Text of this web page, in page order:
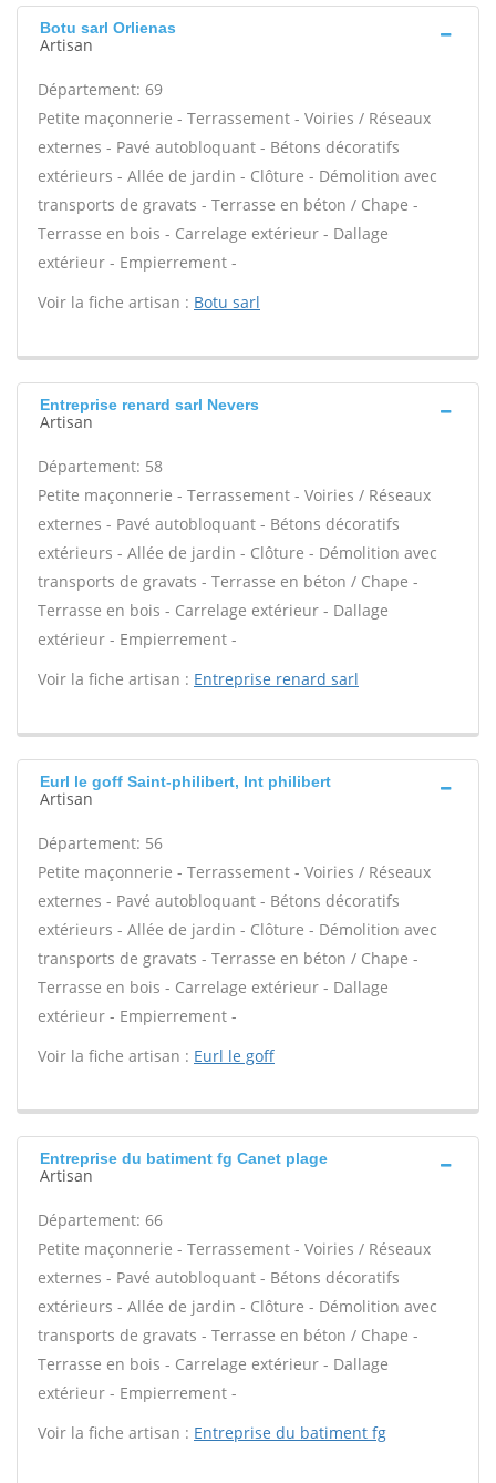
Botu sarl Orlienas
Artisan
Département: 69
Petite maçonnerie - Terrassement - Voiries / Réseaux
externes - Pavé autobloquant - Bétons décoratifs
extérieurs - Allée de jardin - Clôture - Démolition avec
transports de gravats - Terrasse en béton / Chape -
Terrasse en bois - Carrelage extérieur - Dallage
extérieur - Empierrement -
Voir la fiche artisan : Botu sarl
Entreprise renard sarl Nevers
Artisan
Département: 58
Petite maçonnerie - Terrassement - Voiries / Réseaux
externes - Pavé autobloquant - Bétons décoratifs
extérieurs - Allée de jardin - Clôture - Démolition avec
transports de gravats - Terrasse en béton / Chape -
Terrasse en bois - Carrelage extérieur - Dallage
extérieur - Empierrement -
Voir la fiche artisan : Entreprise renard sarl
Eurl le goff Saint-philibert, Int philibert
Artisan
Département: 56
Petite maçonnerie - Terrassement - Voiries / Réseaux
externes - Pavé autobloquant - Bétons décoratifs
extérieurs - Allée de jardin - Clôture - Démolition avec
transports de gravats - Terrasse en béton / Chape -
Terrasse en bois - Carrelage extérieur - Dallage
extérieur - Empierrement -
Voir la fiche artisan : Eurl le goff
Entreprise du batiment fg Canet plage
Artisan
Département: 66
Petite maçonnerie - Terrassement - Voiries / Réseaux
externes - Pavé autobloquant - Bétons décoratifs
extérieurs - Allée de jardin - Clôture - Démolition avec
transports de gravats - Terrasse en béton / Chape -
Terrasse en bois - Carrelage extérieur - Dallage
extérieur - Empierrement -
Voir la fiche artisan : Entreprise du batiment fg